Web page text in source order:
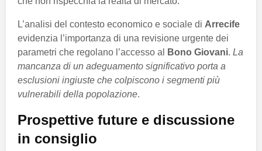
L’analisi del contesto economico e sociale di Arrecife
evidenzia l’importanza di una revisione urgente dei
parametri che regolano l’accesso al
Bono Giovani. La
mancanza di un adeguamento significativo porta a
esclusioni ingiuste che colpiscono i segmenti più
vulnerabili della popolazione.
Prospettive future e discussione
in consiglio